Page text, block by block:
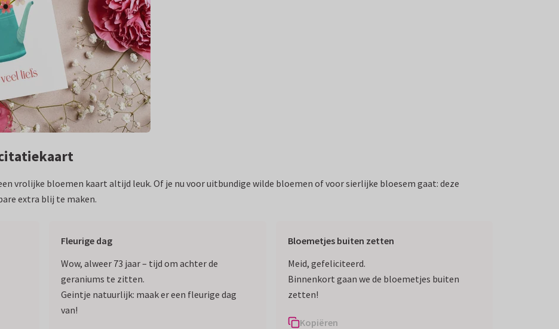
vrolijke bloemen kaart altijd leuk. Of je nu voor uitbundige wilde bloemen of voor sierlijke bloesem gaat: deze
extra blij te maken.
Fleurige dag
Wow, alweer 73 jaar – tijd om achter de
geraniums te zitten.
Geintje natuurlijk: maak er een fleurige dag
van!
Bloemetjes buiten zetten
Meid, gefeliciteerd.
Binnenkort gaan we de bloemetjes buiten
zetten!
Kopiëren